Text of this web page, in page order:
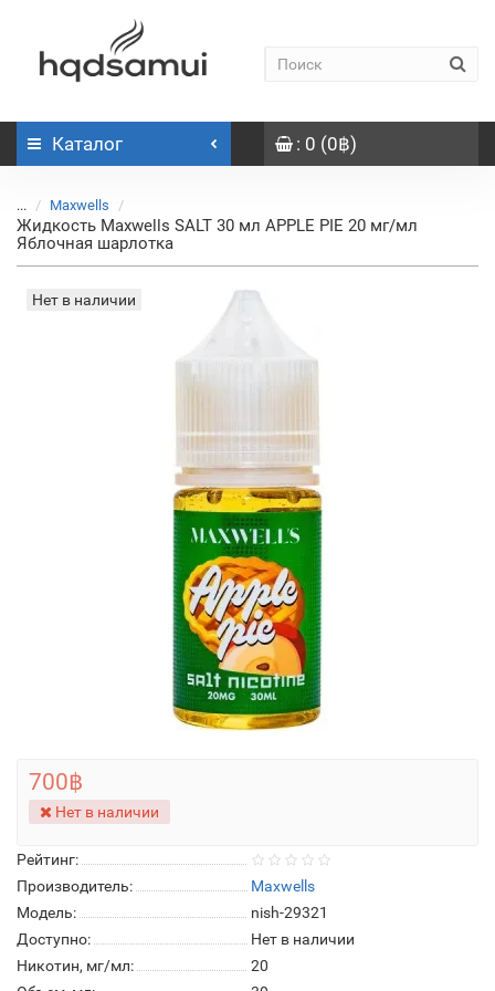
Каталог : 0 (0฿)
... Maxwells
Жидкость Maxwells SALT 30 мл APPLE PIE 20 мг/мл
Яблочная шарлотка
Нет в наличии
Рейтинг:
Производитель:
Maxwells
Модель:
nish-29321
Доступно:
Нет в наличии
Никотин, мг/мл:
20
700฿
Нет в наличии